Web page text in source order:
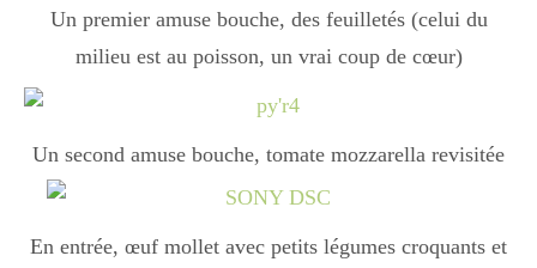
apéro
Halloween
Un premier amuse bouche, des feuilletés (celui du
milieu est au poisson, un vrai coup de cœur)
Un second amuse bouche, tomate mozzarella revisitée
En entrée, œuf mollet avec petits légumes croquants et